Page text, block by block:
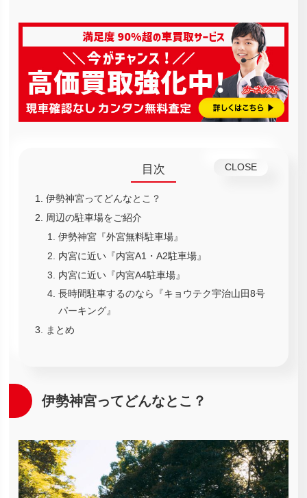
目次
伊勢神宮ってどんなとこ？
周辺の駐車場をご紹介
伊勢神宮『外宮無料駐車場』
内宮に近い『内宮A1・A2駐車場』
内宮に近い『内宮A4駐車場』
長時間駐車するのなら『キョウテク宇治山田8号
パーキング』
まとめ
伊勢神宮ってどんなとこ？